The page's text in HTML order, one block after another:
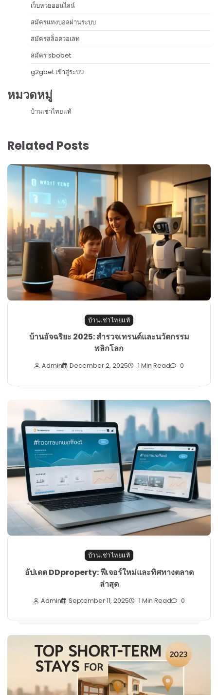
เว็บหวยออนไลน์
สมัครแทงบอลผ่านระบบ
สมัครสล็อตวอเลท
สมัคร sbobet
g2gbet เข้าสู่ระบบ
หมวดหมู่
บ้านเช่าไทยแท้
Related Posts
บ้านเช่าไทยแท้
บ้านอัจฉริยะ 2025: สำรวจเทรนด์และนวัตกรรม
พลิกโลก
Admin December 2, 2025 1 Min Read 0
บ้านเช่าไทยแท้
อัปเดต DDproperty: ฟีเจอร์ใหม่และทิศทางตลาด
ล่าสุด
Admin September 11, 2025 1 Min Read 0